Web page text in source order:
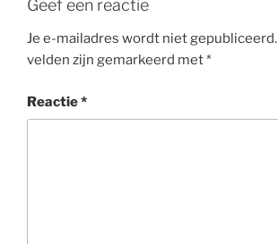
Geef een reactie
Je e-mailadres wordt niet gepubliceerd.
velden zijn gemarkeerd met*
Reactie*